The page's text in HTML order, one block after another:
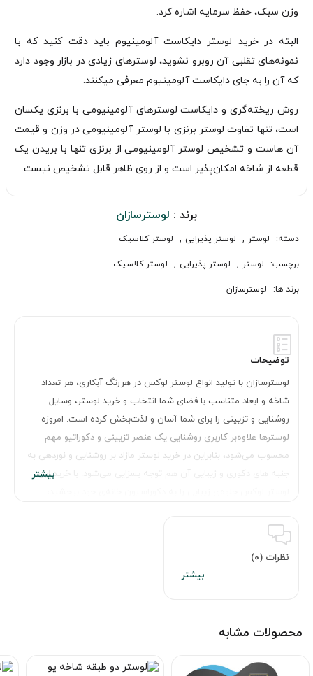
وزن سبک، حفظ سرمایه اشاره کرد.
البته در خرید لوستر دایکاست آلومینیوم باید دقت کنید که با
نمونه‌های تقلبی آن روبرو نشوید، لوسترهای زیادی در بازار وجود دارد
که آن را به جای دایکاست آلومینیوم معرفی میکنند.
روش ریخته‌گری و دایکاست لوسترهای آلومینیومی با برنزی یکسان
است، تنها تفاوت لوستر برنزی با لوستر آلومینیومی در وزن و قیمت
آن هاست و تشخیص لوستر آلومینیومی از برنزی تنها با بریدن یک
قطعه از شاخه امکان‌پذیر است و از روی ظاهر قابل تشخیص نیست.
برند : لوسترسازان
دسته: لوستر , لوستر پذیرایی , لوستر کلاسیک
برچسب: لوستر , لوستر پذیرایی , لوستر کلاسیک
برند ها: لوسترسازان
توضیحات
لوسترسازان با تولید انواع لوستر لوکس در هررنگ آبکاری، هر تعداد
شاخه و ابعاد متناسب با فضای شما انتخاب و خرید لوستر، وسایل
روشنایی و تزیینی را برای شما آسان و لذت‌بخش کرده است. امروزه
لوسترها علاوه‌بر کاربری روشنایی یک عنصر تزیینی و دکوراتیو مهم
محسوب می‌شود، بنابراین در خرید لوستر مازاد بر روشنایی و نوردهی به
جنبه های دکوری و زیبایی آن هم توجه بسزایی می‌شود. با خرید این
نظرات (0)
محصولات مشابه